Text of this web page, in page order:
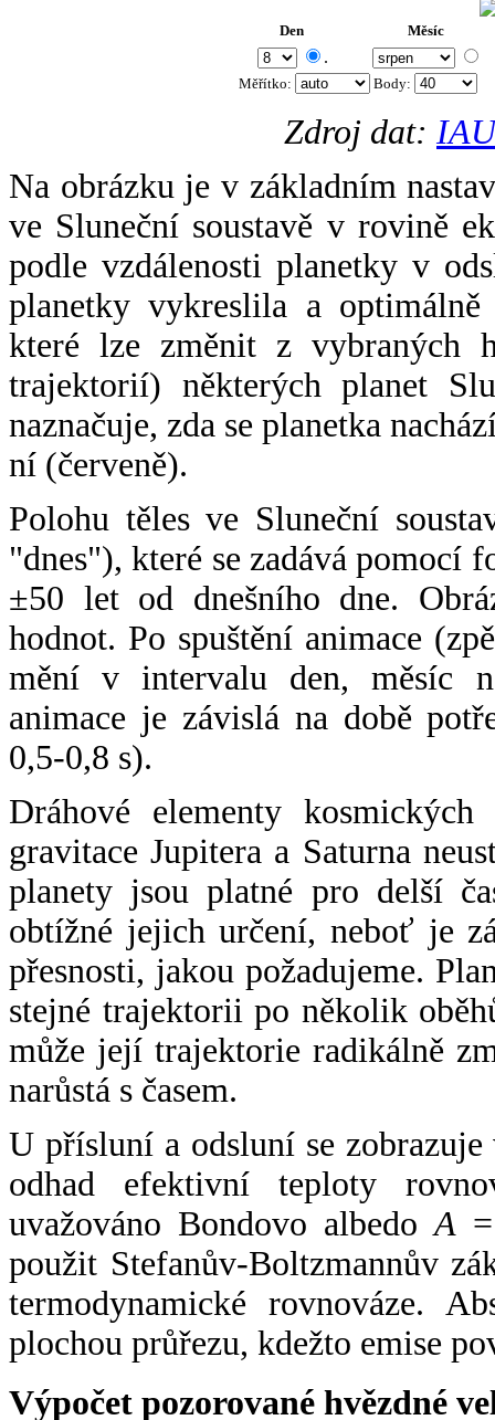
Den Měsíc
.
Měřítko: Body:
Zdroj dat:
Na obrázku je v základním
ve Sluneční soustavě v rovině
podle vzdálenosti planetky v
planetky vykreslila a
které lze změnit z vybraných
trajektorií) některých planet
naznačuje, zda se planetka
ní (červeně).
Polohu těles ve Sluneční
"dnes"), které se zadává pomocí
±50 let od dnešního dne.
hodnot. Po spuštění animace
mění v intervalu den, měsíc
animace je závislá na době
0,5-0,8 s).
Dráhové elementy
gravitace Jupitera a Saturna
planety jsou platné pro delší
obtížné jejich určení, neboť je
přesnosti, jakou požadujeme.
stejné trajektorii po několik
může její trajektorie radikálně
narůstá s časem.
U přísluní a odsluní se
odhad efektivní teploty
uvažováno Bondovo albedoA
použit Stefanův-Boltzmannův
termodynamické rovnováze.
plochou průřezu, kdežto emise
Výpočet pozorované hvězdné